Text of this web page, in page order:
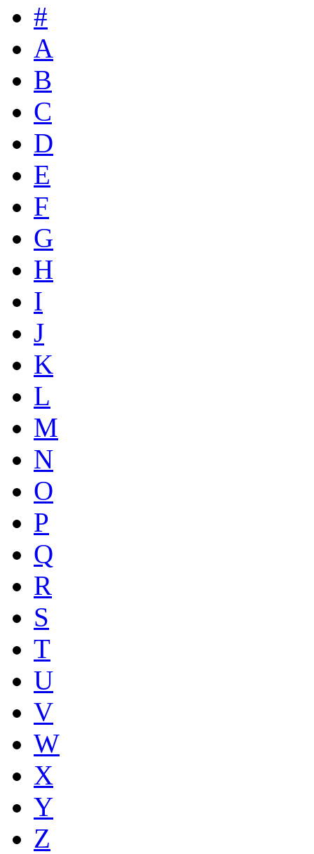
#
A
B
C
D
E
F
G
H
I
J
K
L
M
N
O
P
Q
R
S
T
U
V
W
X
Y
Z